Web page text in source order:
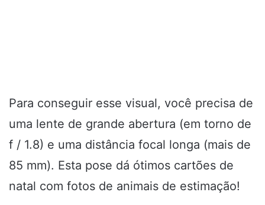
Para conseguir esse visual, você precisa de
uma lente de grande abertura (em torno de
f / 1.8) e uma distância focal longa (mais de
85 mm). Esta pose dá ótimos cartões de
natal com fotos de animais de estimação!